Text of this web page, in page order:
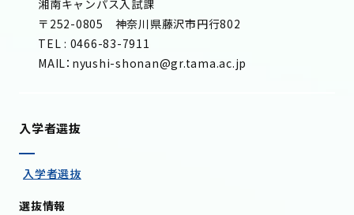
湘南キャンパス入試課
〒252-0805 神奈川県藤沢市円行802
TEL : 0466-83-7911
MAIL：nyushi-shonan@gr.tama.ac.jp
入学者選抜
入学者選抜
選抜情報